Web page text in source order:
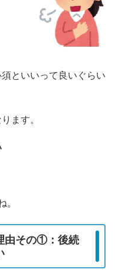
といいって良いぐらい
ます。
由その①：後続